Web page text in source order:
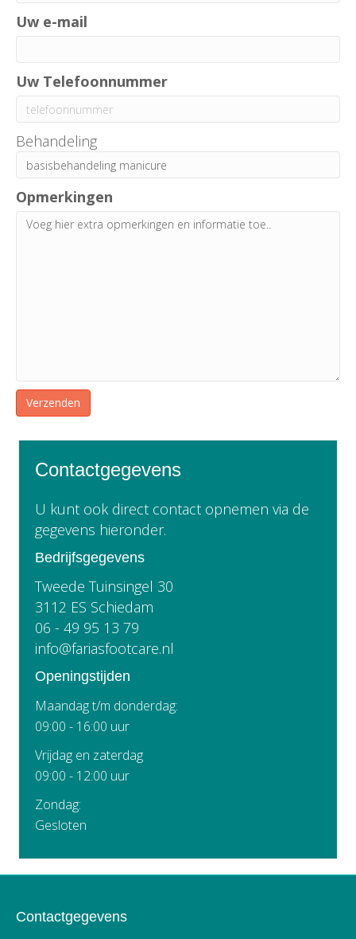
Uw e-mail
Uw Telefoonnummer
Behandeling
Opmerkingen
Contactgegevens
U kunt ook direct contact opnemen via de
gegevens hieronder.
Bedrijfsgegevens
Tweede Tuinsingel 30
3112 ES Schiedam
06 - 49 95 13 79
info@fariasfootcare.nl
Openingstijden
Maandag t/m donderdag:
09:00 - 16:00 uur
Vrijdag en zaterdag
09:00 - 12:00 uur
Zondag:
Gesloten
Contactgegevens